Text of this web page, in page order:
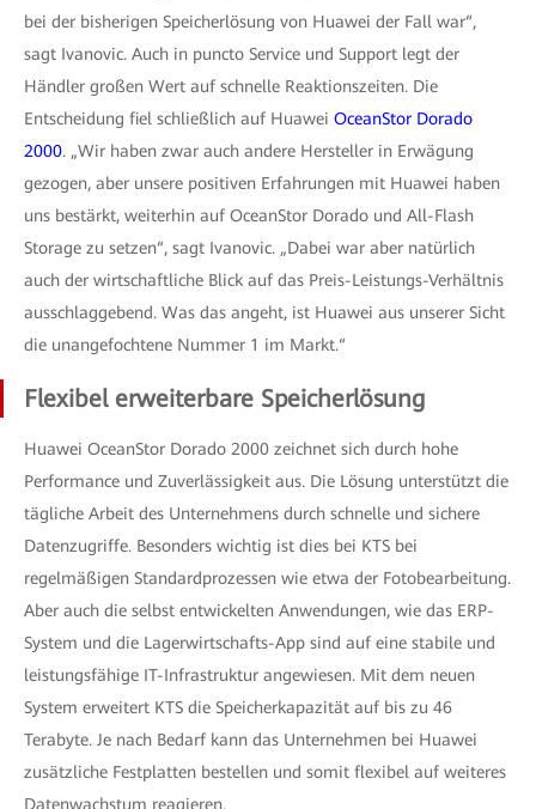
bei der bisherigen Speicherlösung von Huawei der Fall war“,
sagt Ivanovic. Auch in puncto Service und Support legt der
Händler großen Wert auf schnelle Reaktionszeiten. Die
Entscheidung fiel schließlich auf Huawei OceanStor Dorado
2000. „Wir haben zwar auch andere Hersteller in Erwägung
gezogen, aber unsere positiven Erfahrungen mit Huawei haben
uns bestärkt, weiterhin auf OceanStor Dorado und All-Flash
Storage zu setzen“, sagt Ivanovic. „Dabei war aber natürlich
auch der wirtschaftliche Blick auf das Preis-Leistungs-Verhältnis
ausschlaggebend. Was das angeht, ist Huawei aus unserer Sicht
die unangefochtene Nummer 1 im Markt.“
Flexibel erweiterbare Speicherlösung
Huawei OceanStor Dorado 2000 zeichnet sich durch hohe
Performance und Zuverlässigkeit aus. Die Lösung unterstützt die
tägliche Arbeit des Unternehmens durch schnelle und sichere
Datenzugriffe. Besonders wichtig ist dies bei KTS bei
regelmäßigen Standardprozessen wie etwa der Fotobearbeitung.
Aber auch die selbst entwickelten Anwendungen, wie das ERP-
System und die Lagerwirtschafts-App sind auf eine stabile und
leistungsfähige IT-Infrastruktur angewiesen. Mit dem neuen
System erweitert KTS die Speicherkapazität auf bis zu 46
Terabyte. Je nach Bedarf kann das Unternehmen bei Huawei
zusätzliche Festplatten bestellen und somit flexibel auf weiteres
Datenwachstum reagieren.